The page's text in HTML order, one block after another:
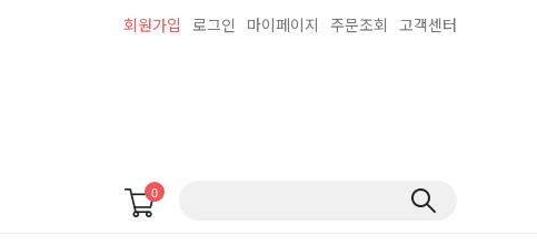
회원가입 로그인 마이페이지 주문조회 고객센터
0